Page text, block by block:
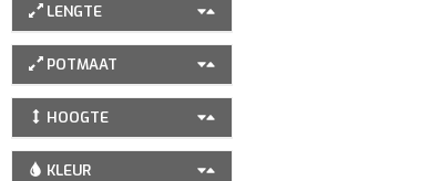
LENGTE
POTMAAT
HOOGTE
KLEUR